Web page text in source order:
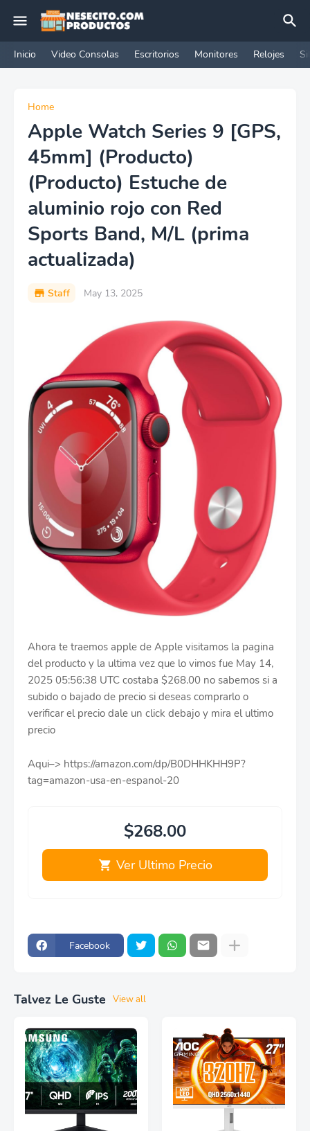
Inicio Video Consolas Escritorios Monitores Relojes
Home
Apple Watch Series 9 [GPS,
45mm] (Producto)
(Producto) Estuche de
aluminio rojo con Red
Sports Band, M/L (prima
actualizada)
Staff May 13, 2025
Ahora te traemos apple de Apple visitamos la pagina
del producto y la ultima vez que lo vimos fue May 14,
2025 05:56:38 UTC costaba $268.00 no sabemos si a
subido o bajado de precio si deseas comprarlo o
verificar el precio dale un click debajo y mira el ultimo
precio
Aqui–> https://amazon.com/dp/B0DHHKHH9P?
tag=amazon-usa-en-espanol-20
$268.00
Ver Ultimo Precio
Facebook
Talvez Le Guste View all